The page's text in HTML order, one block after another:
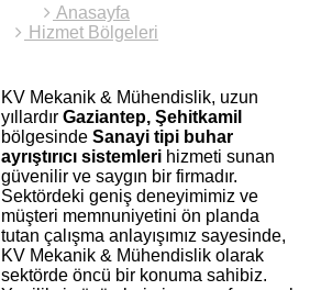
Anasayfa
Hizmet Bölgeleri
KV Mekanik & Mühendislik, uzun
yıllardırGaziantep, Şehitkamil
bölgesindeSanayi tipi buhar
ayrıştırıcı sistemleri hizmeti sunan
güvenilir ve saygın bir firmadır.
Sektördeki geniş deneyimimiz ve
müşteri memnuniyetini ön planda
tutan çalışma anlayışımız sayesinde,
KV Mekanik & Mühendislik olarak
sektörde öncü bir konuma sahibiz.